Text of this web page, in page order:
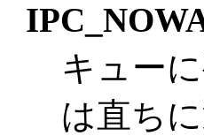
キュー
は直ち